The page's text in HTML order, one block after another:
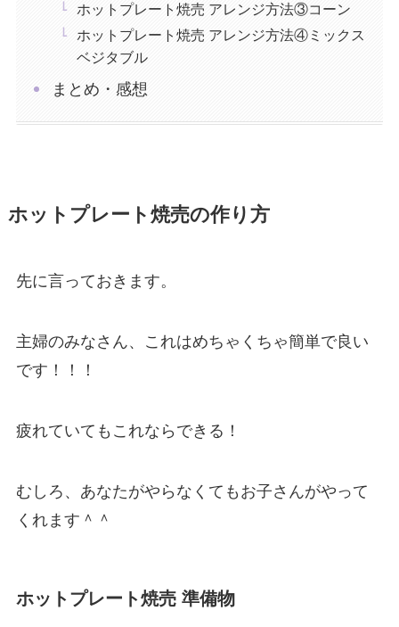
ホットプレート焼売 アレンジ方法③コーン
ホットプレート焼売 アレンジ方法④ミックス
ベジタブル
まとめ・感想
ホットプレート焼売の作り方
先に言っておきます。
主婦のみなさん、これはめちゃくちゃ簡単で良い
です！！！
疲れていてもこれならできる！
むしろ、あなたがやらなくてもお子さんがやって
くれます＾＾
ホットプレート焼売 準備物